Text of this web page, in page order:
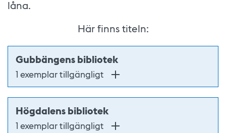
låna.
Här finns titeln:
Gubbängens bibliotek
1 exemplar tillgängligt
Högdalens bibliotek
1 exemplar tillgängligt